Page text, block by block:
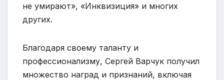
не умирают», «Инквизиция» и многих
других.
Благодаря своему таланту и
профессионализму, Сергей Варчук получил
множество наград и признаний, включая